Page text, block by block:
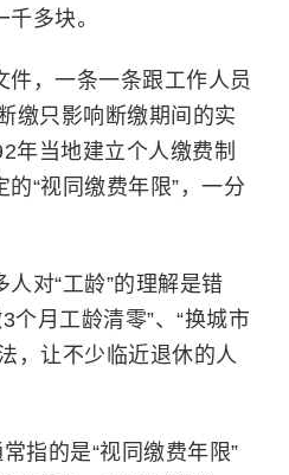
多块。
件，一条一条跟工作人员
缴只影响断缴期间的实
年当地建立个人缴费制
“视同缴费年限”，一分
对“工龄”的理解是错
个月工龄清零”、“换城市
，让不少临近退休的人
指的是“视同缴费年限”